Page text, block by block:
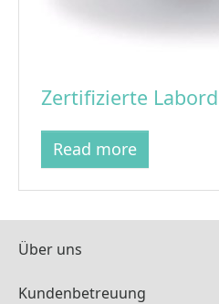
Zertifizierte
Read more
Über uns
Kundenbetreuung